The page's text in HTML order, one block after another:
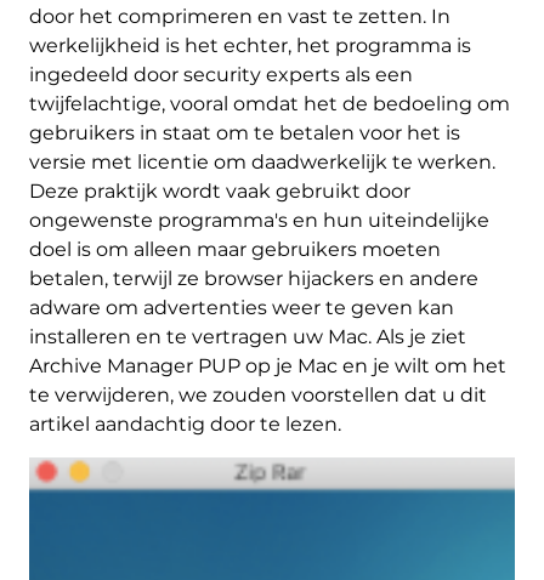
door het comprimeren en vast te zetten. In
werkelijkheid is het echter, het programma is
ingedeeld door security experts als een
twijfelachtige, vooral omdat het de bedoeling om
gebruikers in staat om te betalen voor het is
versie met licentie om daadwerkelijk te werken.
Deze praktijk wordt vaak gebruikt door
ongewenste programma's en hun uiteindelijke
doel is om alleen maar gebruikers moeten
betalen, terwijl ze browser hijackers en andere
adware om advertenties weer te geven kan
installeren en te vertragen uw Mac. Als je ziet
Archive Manager PUP op je Mac en je wilt om het
te verwijderen, we zouden voorstellen dat u dit
artikel aandachtig door te lezen.